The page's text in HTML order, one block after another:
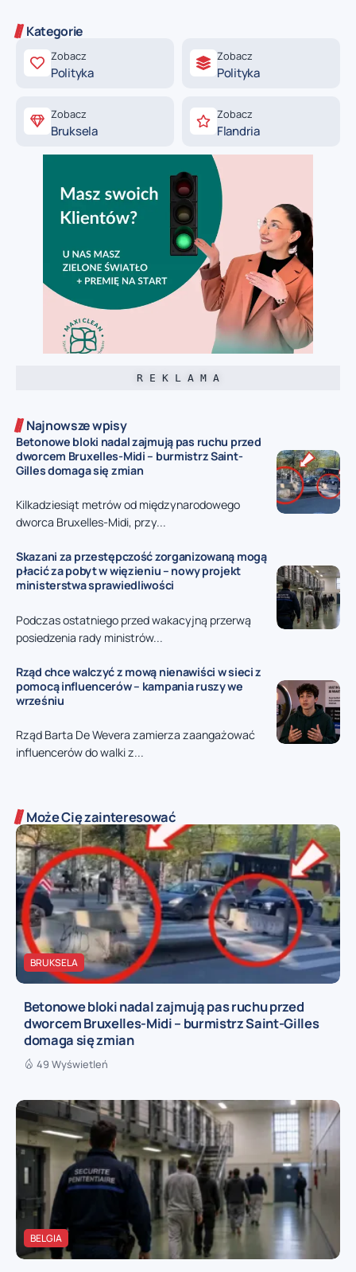
Kategorie
Zobacz
Polityka
Zobacz
Polityka
Zobacz
Bruksela
Zobacz
Flandria
R E K L A M A
Najnowsze wpisy
Betonowe bloki nadal zajmują pas ruchu przed
dworcem Bruxelles-Midi – burmistrz Saint-
Gilles domaga się zmian
Kilkadziesiąt metrów od międzynarodowego
dworca Bruxelles-Midi, przy...
Skazani za przestępczość zorganizowaną mogą
płacić za pobyt w więzieniu – nowy projekt
ministerstwa sprawiedliwości
Podczas ostatniego przed wakacyjną przerwą
posiedzenia rady ministrów...
Rząd chce walczyć z mową nienawiści w sieci z
pomocą influencerów – kampania ruszy we
wrześniu
Rząd Barta De Wevera zamierza zaangażować
influencerów do walki z...
Może Cię zainteresować
BRUKSELA
Betonowe bloki nadal zajmują pas ruchu przed
dworcem Bruxelles-Midi – burmistrz Saint-Gilles
domaga się zmian
49 Wyświetleń
BELGIA